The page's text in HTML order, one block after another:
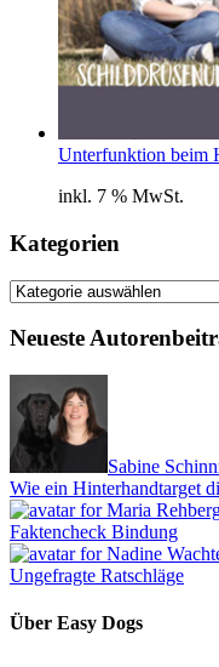
Unterfunktion beim
inkl. 7 % MwSt.
Kategorien
Kategorien
Neueste
Sabine
Wie ein Hinterhandtarget
Faktencheck Bindung
Ungefragte Ratschläge
Über Easy Dogs